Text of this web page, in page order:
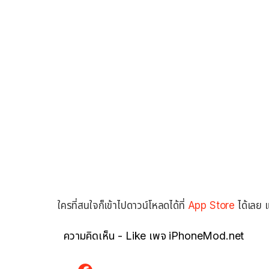
ใครที่สนใจก็เข้าไปดาวน์โหลดได้ที่ App Store ได้เลย
ความคิดเห็น - Like เพจ iPhoneMod.net